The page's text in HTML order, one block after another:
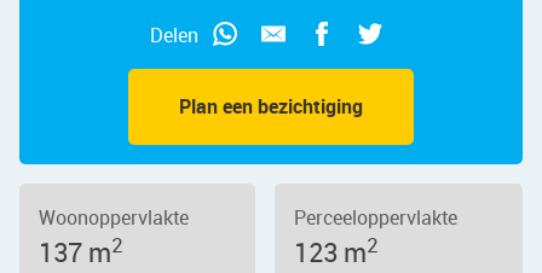
Plan een bezichtiging
Delen
Woonoppervlakte
137 m2
Perceeloppervlakte
123 m2